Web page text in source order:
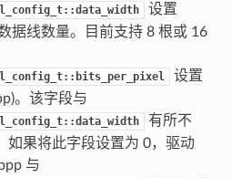
设置
据线数量。目前支持 8 根或 16
设置
。该字段与
有所不
如果将此字段设置为 0，驱动
与